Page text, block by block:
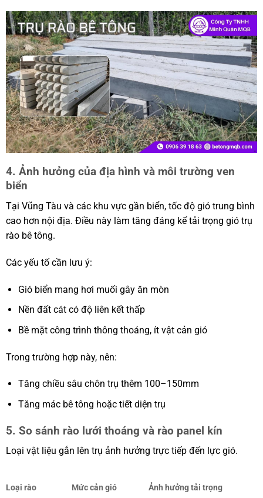
4. Ảnh hưởng của địa hình và môi trường ven
biển
Tại Vũng Tàu và các khu vực gần biển, tốc độ gió trung bình
cao hơn nội địa. Điều này làm tăng đáng kể tải trọng gió trụ
rào bê tông.
Các yếu tố cần lưu ý:
Gió biển mang hơi muối gây ăn mòn
Nền đất cát có độ liên kết thấp
Bề mặt công trình thông thoáng, ít vật cản gió
Trong trường hợp này, nên:
Tăng chiều sâu chôn trụ thêm 100–150mm
Tăng mác bê tông hoặc tiết diện trụ
5. So sánh rào lưới thoáng và rào panel kín
Loại vật liệu gắn lên trụ ảnh hưởng trực tiếp đến lực gió.
Loại rào Mức cản gió Ảnh hưởng tải trọng